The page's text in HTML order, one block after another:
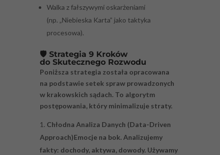
Walka z fałszywymi oskarżeniami
(np. „Niebieska Karta” jako taktyka
procesowa).
🛡️ Strategia 9 Kroków
do Skutecznego Rozwodu
Poniższa strategia została opracowana
na podstawie setek spraw prowadzonych
w krakowskich sądach. To algorytm
postępowania, który minimalizuje straty.
Chłodna Analiza Danych (Data-Driven
Approach)Emocje na bok. Analizujemy
fakty: dochody, aktywa, dowody. Używamy